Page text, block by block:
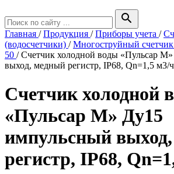
search
Главная /Продукция /Приборы учета /
(водосчетчики) /Многоструйный
50 /Счетчик холодной воды «Пульсар
выход, медный регистр, IP68, Qn=1,5 м3/ч
Счетчик холодной
«Пульсар М» Ду15
импульсный
регистр, IP68,